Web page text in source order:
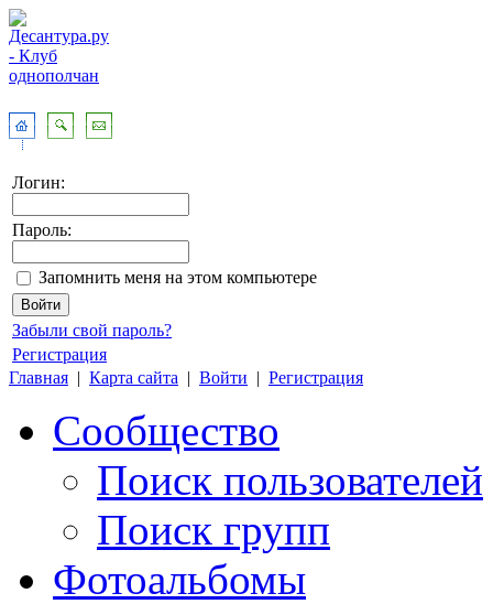
Логин:
Пароль:
Запомнить меня на этом компьютере
Забыли свой пароль?
Регистрация
Главная | Карта сайта | Войти | Регистрация
Сообщество
Поиск пользователей
Поиск групп
Фотоальбомы